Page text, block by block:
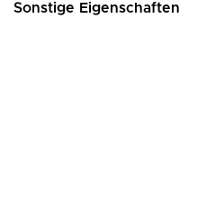
Sonstige Eigenschaften